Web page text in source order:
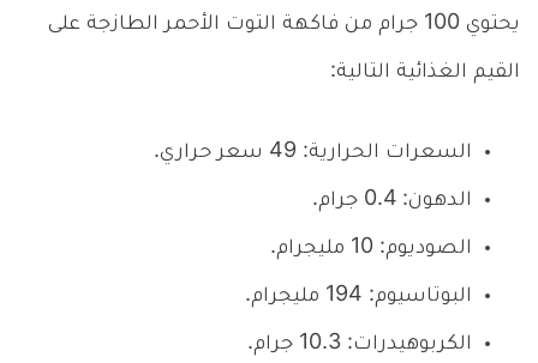
يحتوي 100 جرام من فاكهة التوت الأحمر الطازجة على
القيم الغذائية التالية:
السعرات الحرارية: 49 سعر حراري.
الدهون: 0.4 جرام.
الصوديوم: 10 مليجرام.
البوتاسيوم: 194 مليجرام.
الكربوهيدرات: 10.3 جرام.